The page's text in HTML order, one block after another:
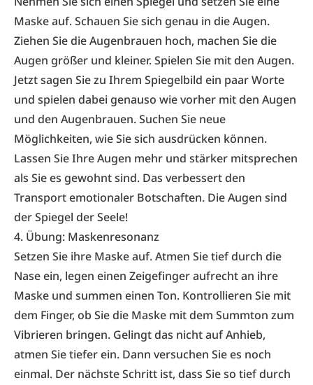
Maske auf. Schauen Sie sich genau in die Augen.
Ziehen Sie die Augenbrauen hoch, machen Sie die
Augen größer und kleiner. Spielen Sie mit den Augen.
Jetzt sagen Sie zu Ihrem Spiegelbild ein paar Worte
und spielen dabei genauso wie vorher mit den Augen
und den Augenbrauen. Suchen Sie neue
Möglichkeiten, wie Sie sich ausdrücken können.
Lassen Sie Ihre Augen mehr und stärker mitsprechen
als Sie es gewohnt sind. Das verbessert den
Transport emotionaler Botschaften. Die Augen sind
der Spiegel der Seele!
4. Übung: Maskenresonanz
Setzen Sie ihre Maske auf. Atmen Sie tief durch die
Nase ein, legen einen Zeigefinger aufrecht an ihre
Maske und summen einen Ton. Kontrollieren Sie mit
dem Finger, ob Sie die Maske mit dem Summton zum
Vibrieren bringen. Gelingt das nicht auf Anhieb,
atmen Sie tiefer ein. Dann versuchen Sie es noch
einmal. Der nächste Schritt ist, dass Sie so tief durch